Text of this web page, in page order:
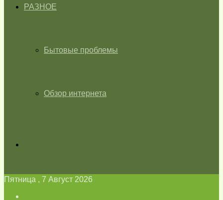
РАЗНОЕ
Бытовые проблемы
Обзор интернета
Пятница , 7 Август 2026